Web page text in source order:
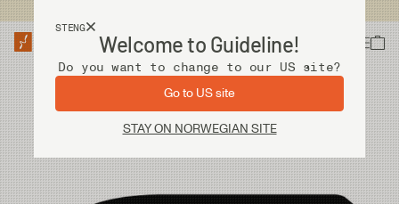
STENG
Welcome to Guideline!
Do you want to change to our US site?
Go to US site
STAY ON NORWEGIAN SITE